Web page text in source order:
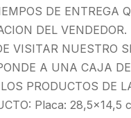
DE ENTREGA
DEL
VISITAR NUESTRO
A UNA CAJA
PRODUCTOS DE
Placa: